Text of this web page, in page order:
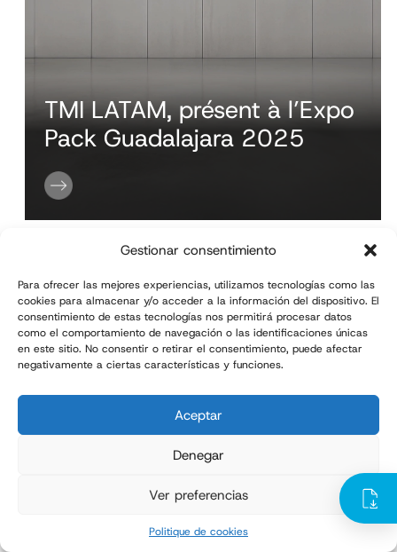
Gestionar consentimiento
Para ofrecer las mejores experiencias, utilizamos tecnologías como las
cookies para almacenar y/o acceder a la información del dispositivo. El
consentimiento de estas tecnologías nos permitirá procesar datos
como el comportamiento de navegación o las identificaciones únicas
en este sitio. No consentir o retirar el consentimiento, puede afectar
negativamente a ciertas características y funciones.
Aceptar
Denegar
Ver preferencias
Politique de cookies
TMI LATAM, présent à l’Expo
Pack Guadalajara 2025